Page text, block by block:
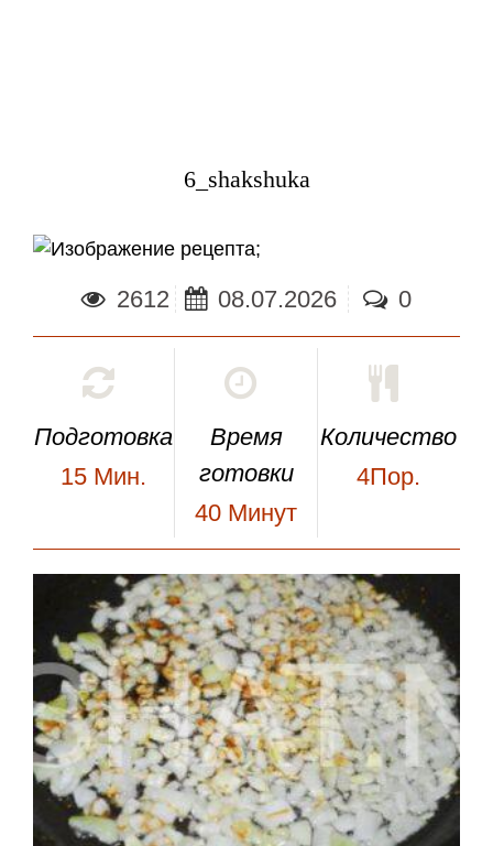
6_shakshuka
;
2612 08.07.2026 0
Подготовка
15 Мин.
Время
готовки
40 Минут
Количество
4Пор.